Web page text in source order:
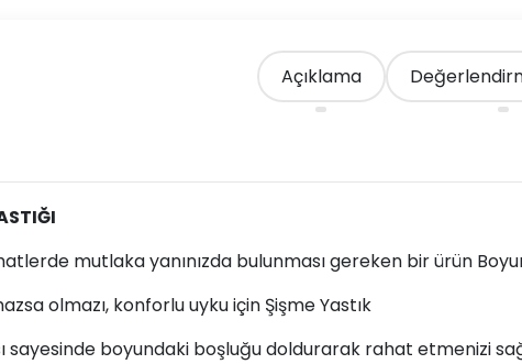
Açıklama
mutlaka yanınızda bulunması gereken bir ürün
olmazı, konforlu uyku için Şişme Yastık
sayesinde boyundaki boşluğu doldurarak rahat etmenizi